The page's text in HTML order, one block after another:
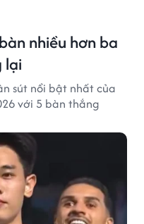
nhiều hơn ba
lại
sút nổi bật nhất của
với 5 bàn thắng